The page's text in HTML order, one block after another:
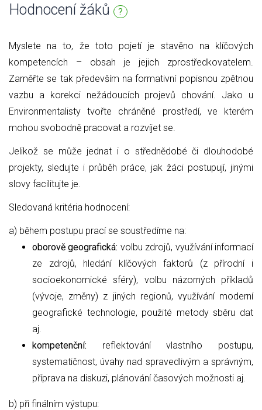
Hodnocení žáků ?
Myslete na to, že toto pojetí je stavěno na klíčových
kompetencích – obsah je jejich zprostředkovatelem.
Zaměřte se tak především na formativní popisnou zpětnou
vazbu a korekci nežádoucích projevů chování. Jako u
Environmentalisty tvořte chráněné prostředí, ve kterém
mohou svobodně pracovat a rozvíjet se.
Jelikož se může jednat i o střednědobé či dlouhodobé
projekty, sledujte i průběh práce, jak žáci postupují, jinými
slovy facilitujte je.
Sledovaná kritéria hodnocení:
a) během postupu prací se soustředíme na:
oborově geografická: volbu zdrojů, využívání informací
ze zdrojů, hledání klíčových faktorů (z přírodní i
socioekonomické sféry), volbu názorných příkladů
(vývoje, změny) z jiných regionů, využívání moderní
geografické technologie, použité metody sběru dat
aj.
kompetenční: reflektování vlastního postupu,
systematičnost, úvahy nad spravedlivým a správným,
příprava na diskuzi, plánování časových možnosti aj.
b) při finálním výstupu: